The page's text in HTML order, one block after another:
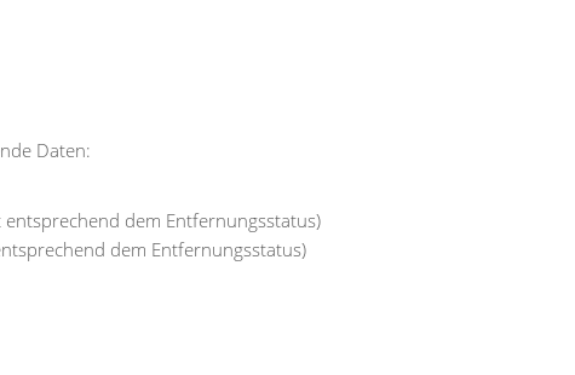
Daten:
dem Entfernungsstatus)
dem Entfernungsstatus)